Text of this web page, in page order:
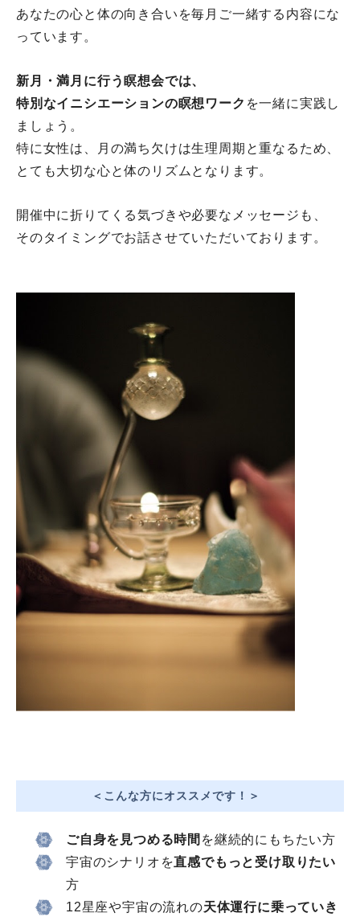
あなたの心と体の向き合いを毎月ご一緒する内容にな
っています。
新月・満月に行う瞑想会では、
特別なイニシエーションの瞑想ワーク を一緒に実践し
ましょう。
特に女性は、月の満ち欠けは生理周期と重なるため、
とても大切な心と体のリズムとなります。
開催中に折りてくる気づきや必要なメッセージも、
そのタイミングでお話させていただいております。
＜こんな方にオススメです！＞
ご自身を見つめる時間 を継続的にもちたい方
宇宙のシナリオを直感でもっと受け取りたい
方
12星座や宇宙の流れの天体運行に乗っていき